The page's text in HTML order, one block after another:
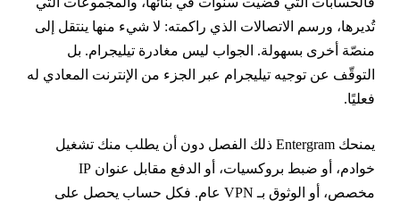
ورسم الاتصالات الذي راكمته: لا شيء منها ينتقل إلى
أخرى بسهولة. الجواب ليس مغادرة تيليجرام. بل
عن توجيه تيليجرام عبر الجزء من الإنترنت المعادي له
يمنحك Entergram ذلك الفصل دون أن يطلب منك تشغيل
خوادم، أو ضبط بروكسيات، أو الدفع مقابل عنوان IP
مخصص، أو الوثوق بـ VPN عام. فكل حساب يحصل على